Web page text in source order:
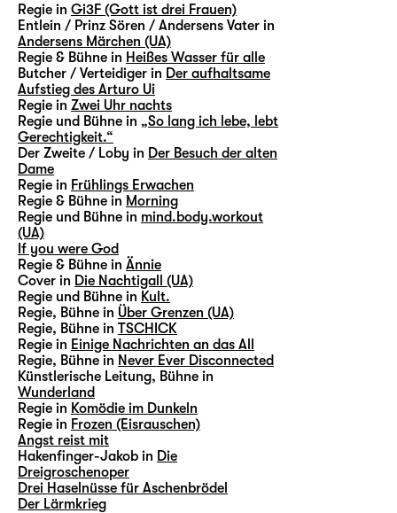
Regie in Gi3F (Gott ist drei Frauen)
Entlein / Prinz Sören / Andersens Vater in
Andersens Märchen (UA)
Regie & Bühne in Heißes Wasser für alle
Butcher / Verteidiger in Der aufhaltsame
Aufstieg des Arturo Ui
Regie in Zwei Uhr nachts
Regie und Bühne in „So lang ich lebe, lebt
Gerechtigkeit.“
Der Zweite / Loby in Der Besuch der alten
Dame
Regie in Frühlings Erwachen
Regie & Bühne in Morning
Regie und Bühne in mind.body.workout
(UA)
If you were God
Regie & Bühne in Ännie
Cover in Die Nachtigall (UA)
Regie und Bühne in Kult.
Regie, Bühne in Über Grenzen (UA)
Regie, Bühne in TSCHICK
Regie in Einige Nachrichten an das All
Regie, Bühne in Never Ever Disconnected
Künstlerische Leitung, Bühne in
Wunderland
Regie in Komödie im Dunkeln
Regie in Frozen (Eisrauschen)
Angst reist mit
Hakenfinger-Jakob in Die
Dreigroschenoper
Drei Haselnüsse für Aschenbrödel
Der Lärmkrieg